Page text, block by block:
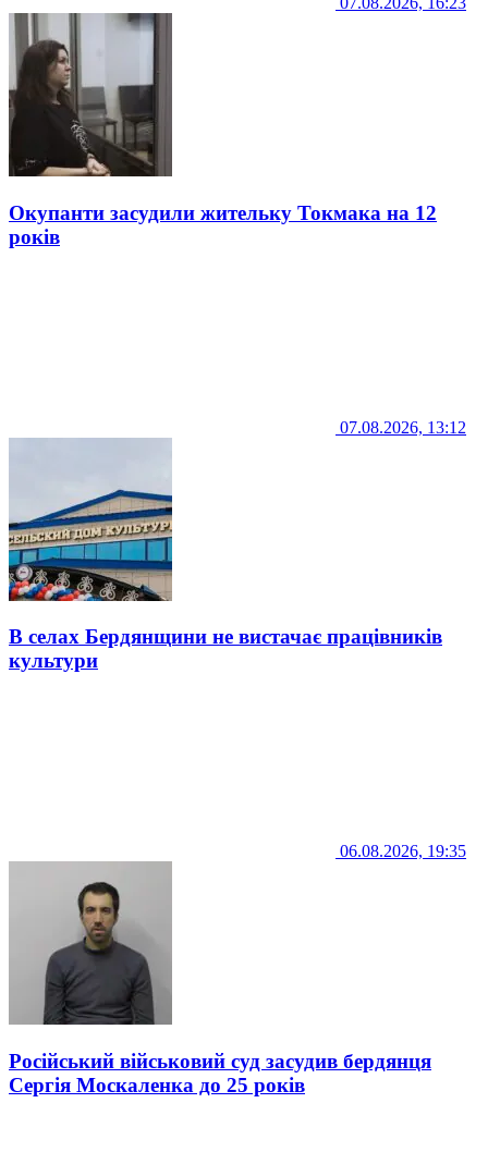
Окупанти засудили жительку Токмака на 12
років
07.08.2026, 13:12
В селах Бердянщини не вистачає працівників
культури
06.08.2026, 19:35
Російський військовий суд засудив бердянця
Сергія Москаленка до 25 років